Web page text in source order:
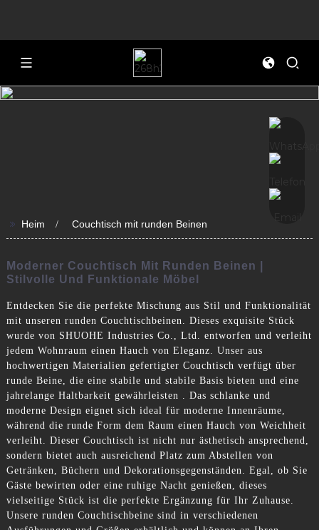
>> Heim Couchtisch mit runden Beinen
Moderner Couchtisch Mit Runden Beinen |
Stilvolle Und Funktionale Möbel
Entdecken Sie die perfekte Mischung aus Stil und Funktionalität
mit unseren runden Couchtischbeinen. Dieses exquisite Stück
wurde von SHUOHE Industries Co., Ltd. entworfen und verleiht
jedem Wohnraum einen Hauch von Eleganz. Unser aus
hochwertigen Materialien gefertigter Couchtisch verfügt über
runde Beine, die eine stabile und stabile Basis bieten und eine
jahrelange Haltbarkeit gewährleisten . Das schlanke und
moderne Design eignet sich ideal für moderne Innenräume,
während die runde Form dem Raum einen Hauch von Weichheit
verleiht. Dieser Couchtisch ist nicht nur ästhetisch ansprechend,
sondern bietet auch ausreichend Platz zum Abstellen von
Getränken, Büchern und Dekorationsgegenständen. Egal, ob Sie
Gäste bewirten oder eine ruhige Nacht genießen, dieses
vielseitige Stück ist die perfekte Ergänzung für Ihr Zuhause.
Unsere runden Couchtischbeine sind in verschiedenen